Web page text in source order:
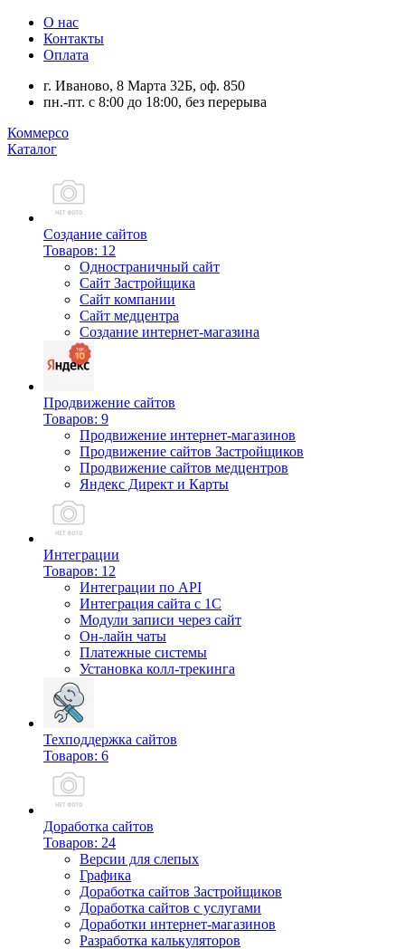
О нас
Контакты
Оплата
г. Иваново, 8 Марта 32Б, оф. 850
пн.-пт. с 8:00 до 18:00, без перерыва
Коммерсо
Каталог
Создание сайтов
Товаров: 12
Одностраничный сайт
Сайт Застройщика
Сайт компании
Сайт медцентра
Создание интернет-магазина
Продвижение сайтов
Товаров: 9
Продвижение интернет-магазинов
Продвижение сайтов Застройщиков
Продвижение сайтов медцентров
Яндекс Директ и Карты
Интеграции
Товаров: 12
Интеграции по API
Интеграция сайта с 1С
Модули записи через сайт
Он-лайн чаты
Платежные системы
Установка колл-трекинга
Техподдержка сайтов
Товаров: 6
Доработка сайтов
Товаров: 24
Версии для слепых
Графика
Доработка сайтов Застройщиков
Доработка сайтов с услугами
Доработки интернет-магазинов
Разработка калькуляторов